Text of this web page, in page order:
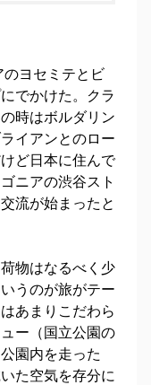
ヨセミテとビ
でかけた。クラ
時はボルダリン
イアンとのロー
ど日本に住んで
ニアの渋谷スト
流が始まったと
物はなるべく少
うのが旅がテー
あまりこだわら
ー（国立公園の
園内を走った
た空気を存分に